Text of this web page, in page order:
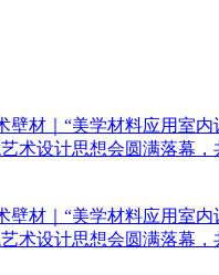
壁材｜“美学材料应用室
术设计思想会圆满落幕
壁材｜“美学材料应用室
术设计思想会圆满落幕